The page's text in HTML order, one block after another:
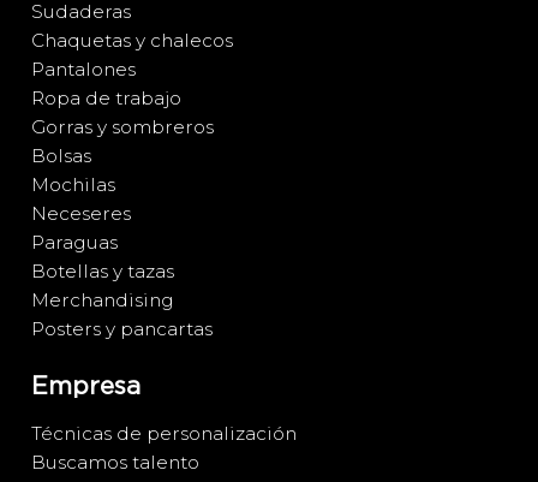
Sudaderas
Chaquetas y chalecos
Pantalones
Ropa de trabajo
Gorras y sombreros
Bolsas
Mochilas
Neceseres
Paraguas
Botellas y tazas
Merchandising
Posters y pancartas
Empresa
Técnicas de personalización
Buscamos talento